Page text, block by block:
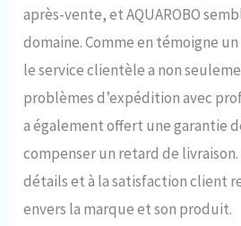
après-vente, et AQUAROBO
domaine. Comme en témoigne
le service clientèle a non
problèmes d’expédition avec
a également offert une garantie
compenser un retard de
détails et à la satisfaction client
envers la marque et son produit.